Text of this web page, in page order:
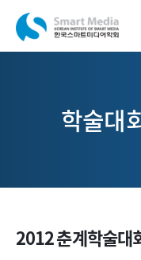
학술대
2012 춘계학술대